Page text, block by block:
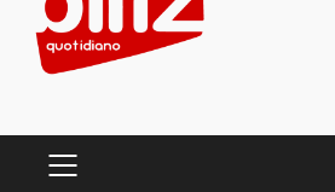
PRIMARY